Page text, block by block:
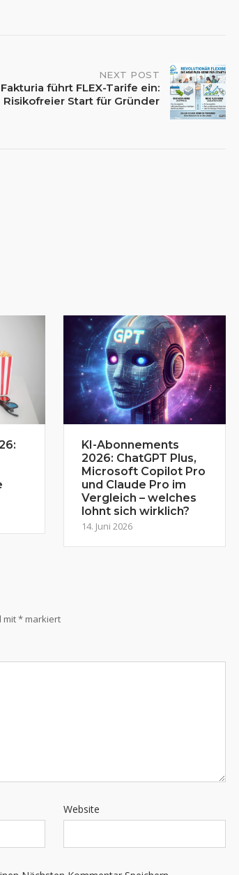
NEXT POST
Fakturia führt FLEX-Tarife ein:
Risikofreier Start für Gründer
KI-Abonnements
2026: ChatGPT Plus,
Microsoft Copilot Pro
und Claude Pro im
Vergleich – welches
lohnt sich wirklich?
14. Juni 2026
mit* markiert
Website